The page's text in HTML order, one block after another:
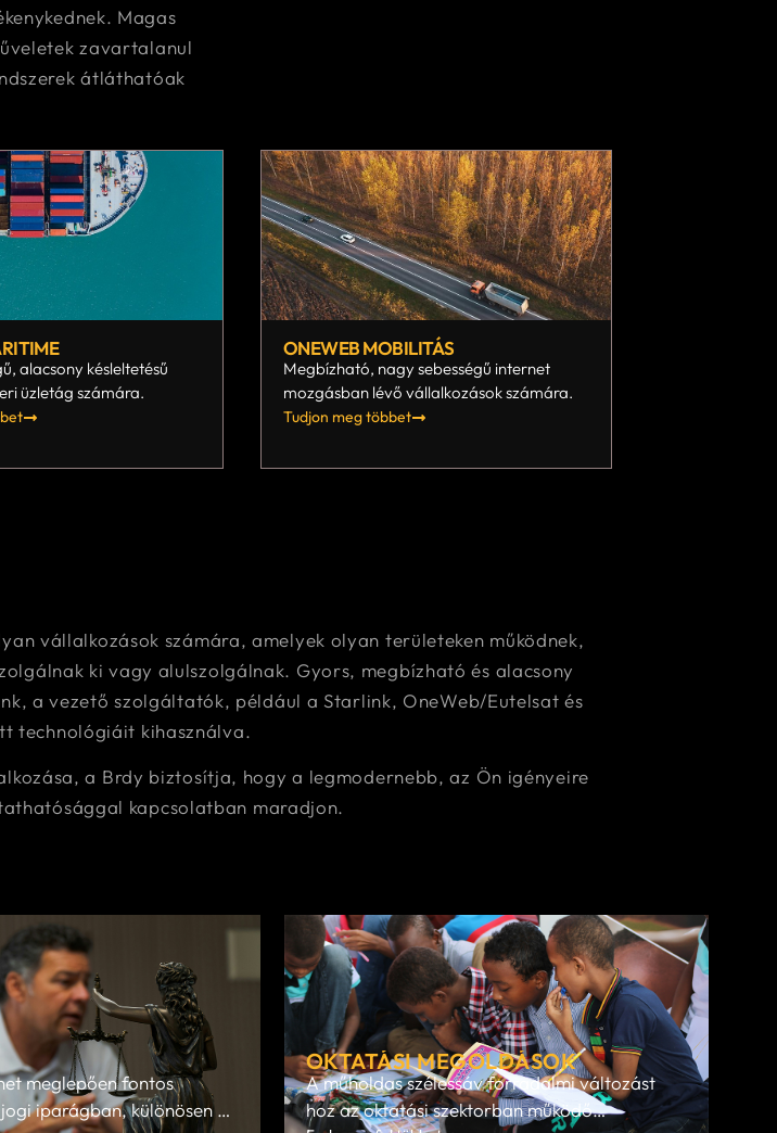
Magas
zavartalanul
átláthatóak
alacsony késleltetésű
üzletág számára.
ONEWEB MOBILITÁS
Megbízható, nagy sebességű internet
mozgásban lévő vállalkozások számára.
Tudjon meg többet
vállalkozások számára, amelyek olyan területeken működnek,
ki vagy alulszolgálnak. Gyors, megbízható és alacsony
a vezető szolgáltatók, például a Starlink, OneWeb/Eutelsat és
technológiáit kihasználva.
a Brdy biztosítja, hogy a legmodernebb, az Ön igényeire
kapcsolatban maradjon.
meglepően fontos
iparágban, különösen a
OKTATÁSI MEGOLDÁSOK
A műholdas szélessáv forradalmi változást
hoz az oktatási szektorban működő